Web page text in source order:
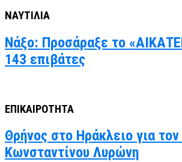
ΝΑΥΤΙΛΙΑ
Νάξο: Προσάραξε το
143 επιβάτες
ΕΠΙΚΑΙΡΟΤΗΤΑ
Θρήνος στο Ηράκλειο για
Κωνσταντίνου Λυρώνη